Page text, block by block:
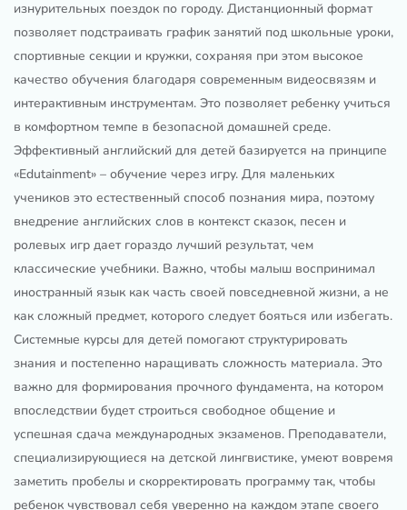
изнурительных поездок по городу. Дистанционный формат
позволяет подстраивать график занятий под школьные уроки,
спортивные секции и кружки, сохраняя при этом высокое
качество обучения благодаря современным видеосвязям и
интерактивным инструментам. Это позволяет ребенку учиться
в комфортном темпе в безопасной домашней среде.
Эффективный английский для детей базируется на принципе
«Edutainment» – обучение через игру. Для маленьких
учеников это естественный способ познания мира, поэтому
внедрение английских слов в контекст сказок, песен и
ролевых игр дает гораздо лучший результат, чем
классические учебники. Важно, чтобы малыш воспринимал
иностранный язык как часть своей повседневной жизни, а не
как сложный предмет, которого следует бояться или избегать.
Системные курсы для детей помогают структурировать
знания и постепенно наращивать сложность материала. Это
важно для формирования прочного фундамента, на котором
впоследствии будет строиться свободное общение и
успешная сдача международных экзаменов. Преподаватели,
специализирующиеся на детской лингвистике, умеют вовремя
заметить пробелы и скорректировать программу так, чтобы
ребенок чувствовал себя уверенно на каждом этапе своего